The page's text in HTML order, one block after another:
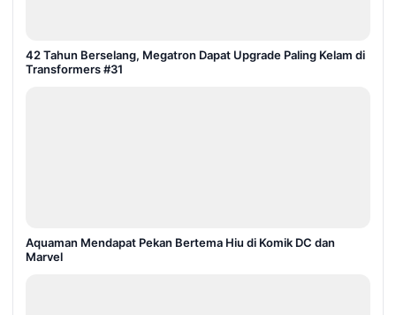
42 Tahun Berselang, Megatron Dapat Upgrade Paling Kelam di
Transformers #31
Aquaman Mendapat Pekan Bertema Hiu di Komik DC dan
Marvel